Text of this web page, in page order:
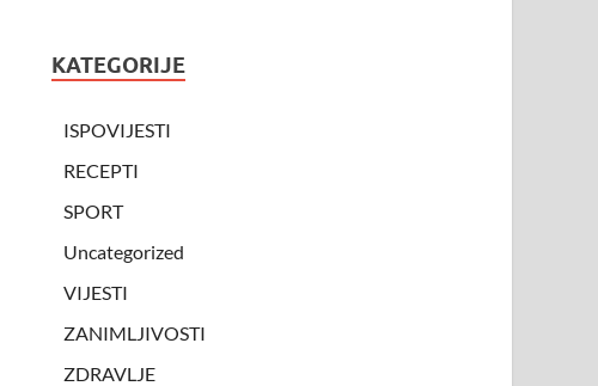
KATEGORIJE
ISPOVIJESTI
RECEPTI
SPORT
Uncategorized
VIJESTI
ZANIMLJIVOSTI
ZDRAVLJE